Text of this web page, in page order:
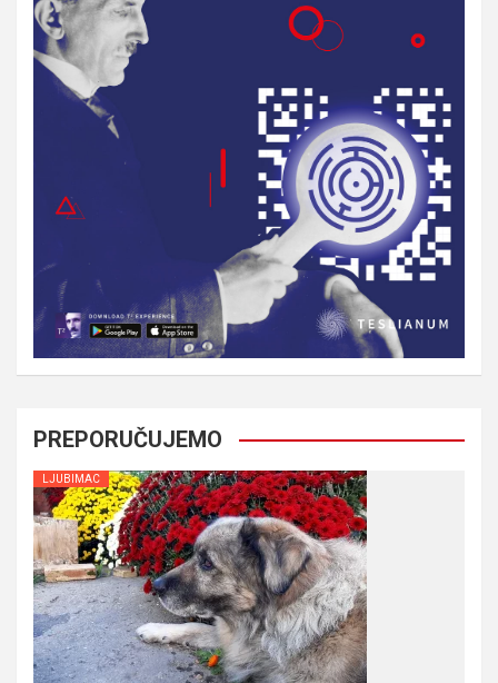
PREPORUČUJEMO
LJUBIMAC